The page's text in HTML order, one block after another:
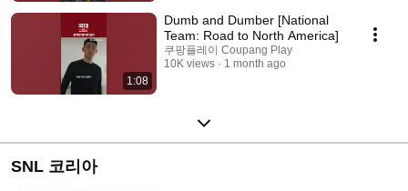
1:08
Dumb and Dumber [National
Team: Road to North America]
쿠팡플레이 Coupang Play
10K views
1 month ago
SNL 코리아